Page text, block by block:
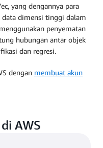
yang dengannya para
data dimensi tinggi dalam
penyematan
hubungan antar objek
dan regresi.
dengan membuat akun
AWS